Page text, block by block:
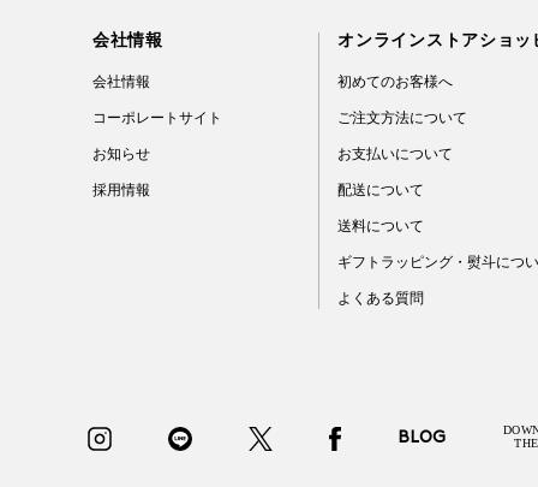
会社情報
会社情報
コーポレートサイト
お知らせ
採用情報
オンラインストアショッ
初めてのお客様へ
ご注文方法について
お支払いについて
配送について
送料について
ギフトラッピング・熨斗につ
よくある質問
BLOG